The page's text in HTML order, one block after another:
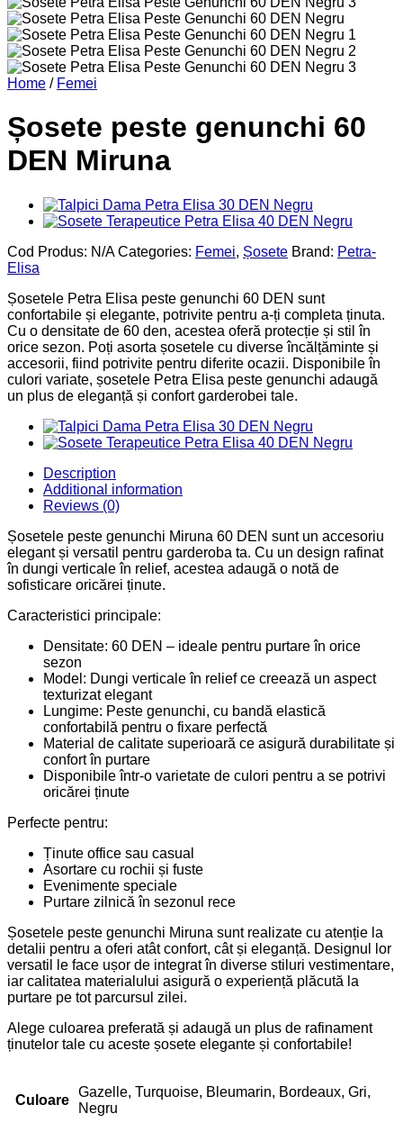
Home / Femei
Șosete peste genunchi 60
DEN Miruna
Cod Produs: N/A Categories: Femei, Șosete Brand: Petra-
Elisa
Șosetele Petra Elisa peste genunchi 60 DEN sunt
confortabile și elegante, potrivite pentru a-ți completa ținuta.
Cu o densitate de 60 den, acestea oferă protecție și stil în
orice sezon. Poți asorta șosetele cu diverse încălțăminte și
accesorii, fiind potrivite pentru diferite ocazii. Disponibile în
culori variate, șosetele Petra Elisa peste genunchi adaugă
un plus de eleganță și confort garderobei tale.
Description
Additional information
Reviews (0)
Șosetele peste genunchi Miruna 60 DEN sunt un accesoriu
elegant și versatil pentru garderoba ta. Cu un design rafinat
în dungi verticale în relief, acestea adaugă o notă de
sofisticare oricărei ținute.
Caracteristici principale:
Densitate: 60 DEN – ideale pentru purtare în orice
sezon
Model: Dungi verticale în relief ce creează un aspect
texturizat elegant
Lungime: Peste genunchi, cu bandă elastică
confortabilă pentru o fixare perfectă
Material de calitate superioară ce asigură durabilitate și
confort în purtare
Disponibile într-o varietate de culori pentru a se potrivi
oricărei ținute
Perfecte pentru:
Ținute office sau casual
Asortare cu rochii și fuste
Evenimente speciale
Purtare zilnică în sezonul rece
Șosetele peste genunchi Miruna sunt realizate cu atenție la
detalii pentru a oferi atât confort, cât și eleganță. Designul lor
versatil le face ușor de integrat în diverse stiluri vestimentare,
iar calitatea materialului asigură o experiență plăcută la
purtare pe tot parcursul zilei.
Alege culoarea preferată și adaugă un plus de rafinament
ținutelor tale cu aceste șosete elegante și confortabile!
Culoare
Gazelle, Turquoise, Bleumarin, Bordeaux, Gri,
Negru